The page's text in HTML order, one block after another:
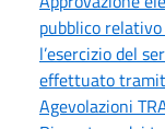
pubblico
l’esercizio del
effettuato
Agevolazioni